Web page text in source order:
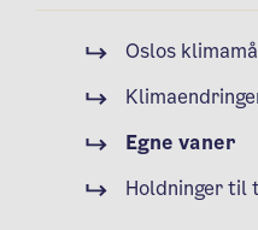
Oslos
Egne vaner
Holdninger til